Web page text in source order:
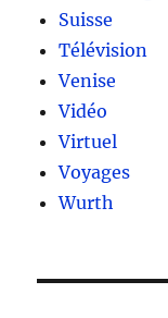
Suisse
Télévision
Venise
Vidéo
Virtuel
Voyages
Wurth